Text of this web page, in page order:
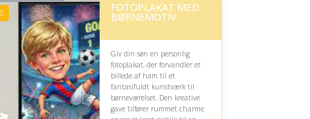
FOTOPLAKAT MED
BØRNEMOTIV
Giv din søn en personlig
fotoplakat, der forvandler et
billede af ham til et
fantasifuldt kunstværk til
børneværelset. Den kreative
gave tilfører rummet charme